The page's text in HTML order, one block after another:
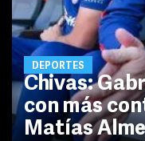
DEPORTES
Chivas:
con más
Matías